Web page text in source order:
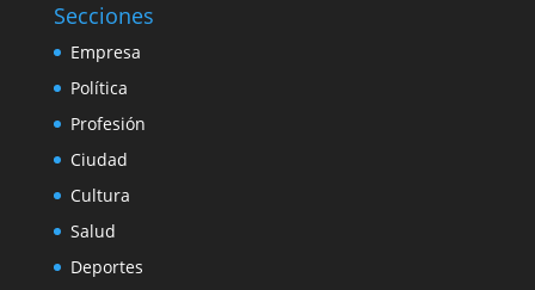
Secciones
Empresa
Política
Profesión
Ciudad
Cultura
Salud
Deportes